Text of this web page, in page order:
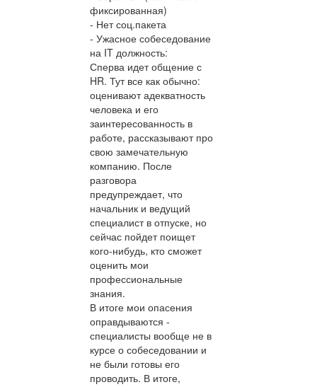
фиксированная)
- Нет соц.пакета
- Ужасное собеседование
на IT должность:
Сперва идет общение с
HR. Тут все как обычно:
оценивают адекватность
человека и его
заинтересованность в
работе, рассказывают про
свою замечательную
компанию. После
разговора
предупреждает, что
начальник и ведущий
специалист в отпуске, но
сейчас пойдет поищет
кого-нибудь, кто сможет
оценить мои
профессиональные
знания.
В итоге мои опасения
оправдываются -
специалисты вообще не в
курсе о собеседовании и
не были готовы его
проводить. В итоге,